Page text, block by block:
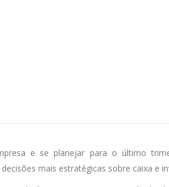
e se planejar para o último
mais estratégicas sobre caixa e